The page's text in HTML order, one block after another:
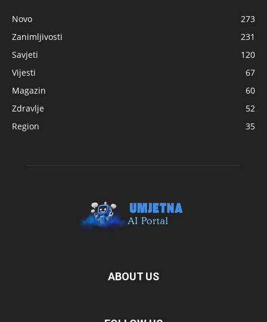
Novo
273
Zanimljivosti
231
Savjeti
120
Vijesti
67
Magazin
60
Zdravlje
52
Region
35
ABOUT US